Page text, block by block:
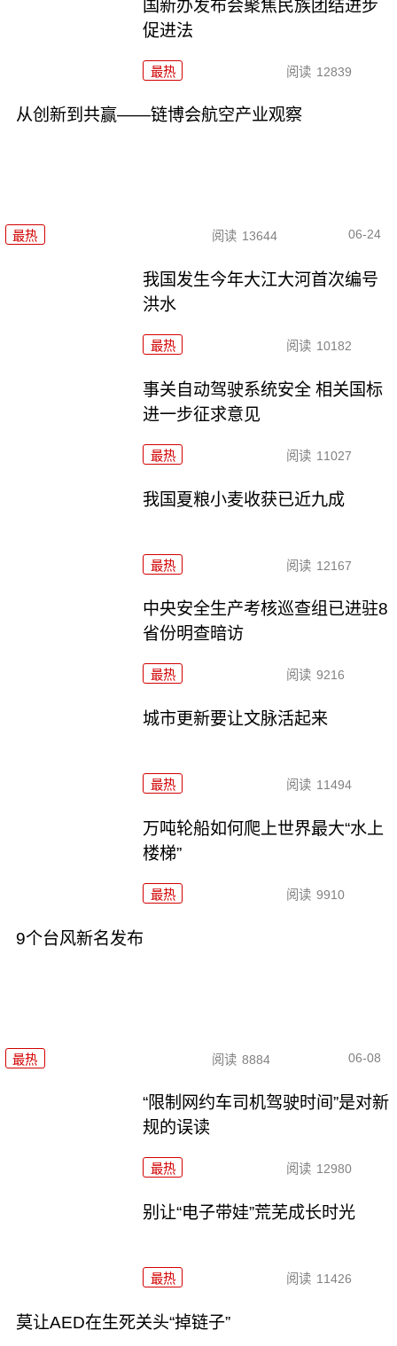
国新办发布会聚焦民族团结进步
促进法
最热 阅读 12839
从创新到共赢——链博会航空产业观察
最热 阅读 13644 06-24
我国发生今年大江大河首次编号
洪水
最热 阅读 10182
事关自动驾驶系统安全 相关国标
进一步征求意见
最热 阅读 11027
我国夏粮小麦收获已近九成
最热 阅读 12167
中央安全生产考核巡查组已进驻8
省份明查暗访
最热 阅读 9216
城市更新要让文脉活起来
最热 阅读 11494
万吨轮船如何爬上世界最大“水上
楼梯”
最热 阅读 9910
9个台风新名发布
最热 阅读 8884 06-08
“限制网约车司机驾驶时间”是对新
规的误读
最热 阅读 12980
别让“电子带娃”荒芜成长时光
最热 阅读 11426
莫让AED在生死关头“掉链子”